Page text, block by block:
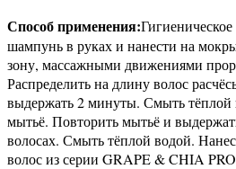
Способ применения:
шампунь в руках и нанести на
зону, массажными движениями
Распределить на длину волос
выдержать 2 минуты. Смыть тёплой
мытьё. Повторить мытьё и
волосах. Смыть тёплой водой.
волос из серии GRAPE & CHIA